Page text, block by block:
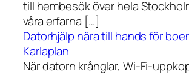
till hembesök över hela
våra erfarna […]
Datorhjälp nära till hands för
Karlaplan
När datorn krånglar, Wi-Fi-